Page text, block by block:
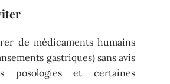
de médicaments humains
gastriques) sans avis
posologies et certaines